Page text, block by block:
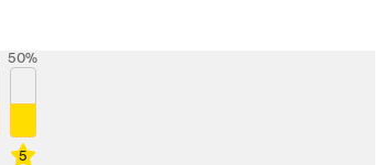
5
50%